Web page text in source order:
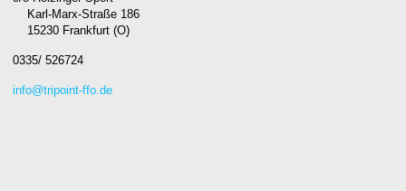
Karl-Marx-Straße 186
15230 Frankfurt (O)
0335/ 526724
info@tripoint-ffo.de